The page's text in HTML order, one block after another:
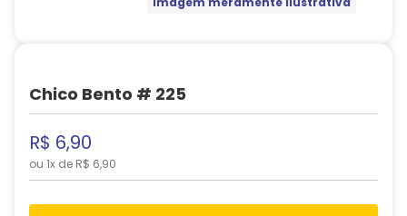
Chico Bento # 225
R$ 6,90
ou 1x de R$ 6,90